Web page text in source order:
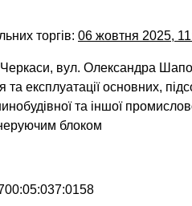
торгів: 06 жовтня 2025,
Черкаси, вул. Олександра
експлуатації основних,
та іншої
блоком